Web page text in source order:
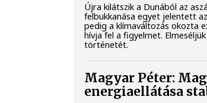
Újra kilátszik a Dunából az
felbukkanása egyet jelentett
pedig a klímaváltozás okozta
hívja fel a figyelmet.
történetét.
Magyar Péter:
energiaellátása